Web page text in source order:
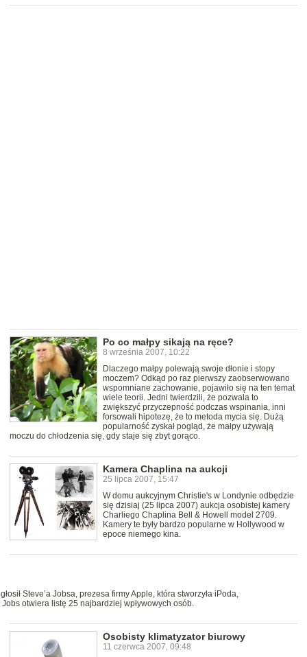
Po co małpy sikają na ręce?
8 września 2007, 10:22
Dlaczego małpy polewają swoje dłonie i stopy
moczem? Odkąd po raz pierwszy zaobserwowano
wspomniane zachowanie, pojawiło się na ten temat
wiele teorii. Jedni twierdzili, że pozwala to
zwiększyć przyczepność podczas wspinania, inni
forsowali hipotezę, że to metoda mycia się. Dużą
popularność zyskał pogląd, że małpy używają
moczu do chłodzenia się, gdy staje się zbyt gorąco.
Kamera Chaplina na aukcji
25 lipca 2007, 15:47
W domu aukcyjnym Christie's w Londynie odbędzie
się dzisiaj (25 lipca 2007) aukcja osobistej kamery
Charliego Chaplina Bell & Howell model 2709.
Kamery te były bardzo popularne w Hollywood w
epoce niemego kina.
Steve’a Jobsa, prezesa firmy Apple, która stworzyła iPoda,
otwiera listę 25 najbardziej wpływowych osób.
Osobisty klimatyzator biurowy
11 czerwca 2007, 09:48